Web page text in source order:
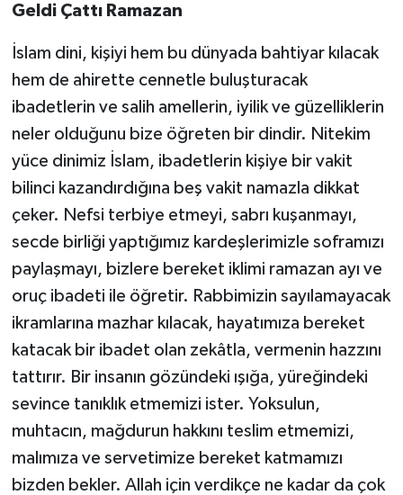
Geldi Çattı Ramazan
İslam dini, kişiyi hem bu dünyada bahtiyar kılacak
hem de ahirette cennetle buluşturacak
ibadetlerin ve salih amellerin, iyilik ve güzelliklerin
neler olduğunu bize öğreten bir dindir. Nitekim
yüce dinimiz İslam, ibadetlerin kişiye bir vakit
bilinci kazandırdığına beş vakit namazla dikkat
çeker. Nefsi terbiye etmeyi, sabrı kuşanmayı,
secde birliği yaptığımız kardeşlerimizle soframızı
paylaşmayı, bizlere bereket iklimi ramazan ayı ve
oruç ibadeti ile öğretir. Rabbimizin sayılamayacak
ikramlarına mazhar kılacak, hayatımıza bereket
katacak bir ibadet olan zekâtla, vermenin hazzını
tattırır. Bir insanın gözündeki ışığa, yüreğindeki
sevince tanıklık etmemizi ister. Yoksulun,
muhtacın, mağdurun hakkını teslim etmemizi,
malımıza ve servetimize bereket katmamızı
bizden bekler. Allah için verdikçe ne kadar da çok
Diyarbakır Müftülüğü
Düzce Müftülüğü
Edirne Müftülüğü
Elazığ Müftülüğü
Erzincan Müftülüğü
Erzurum Müftülüğü
Gaziantep Müftülüğü
Giresun Müftülüğü
İhtida Haberleri
YAŞAM